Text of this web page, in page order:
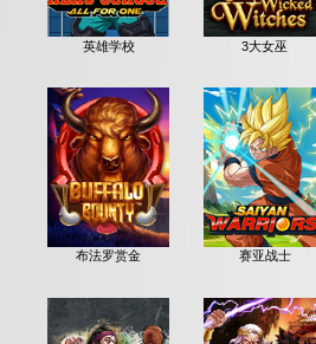
英雄学校 3大女巫
布法罗赏金 赛亚战士